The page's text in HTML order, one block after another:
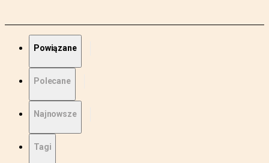
Powiązane
Polecane
Najnowsze
Tagi